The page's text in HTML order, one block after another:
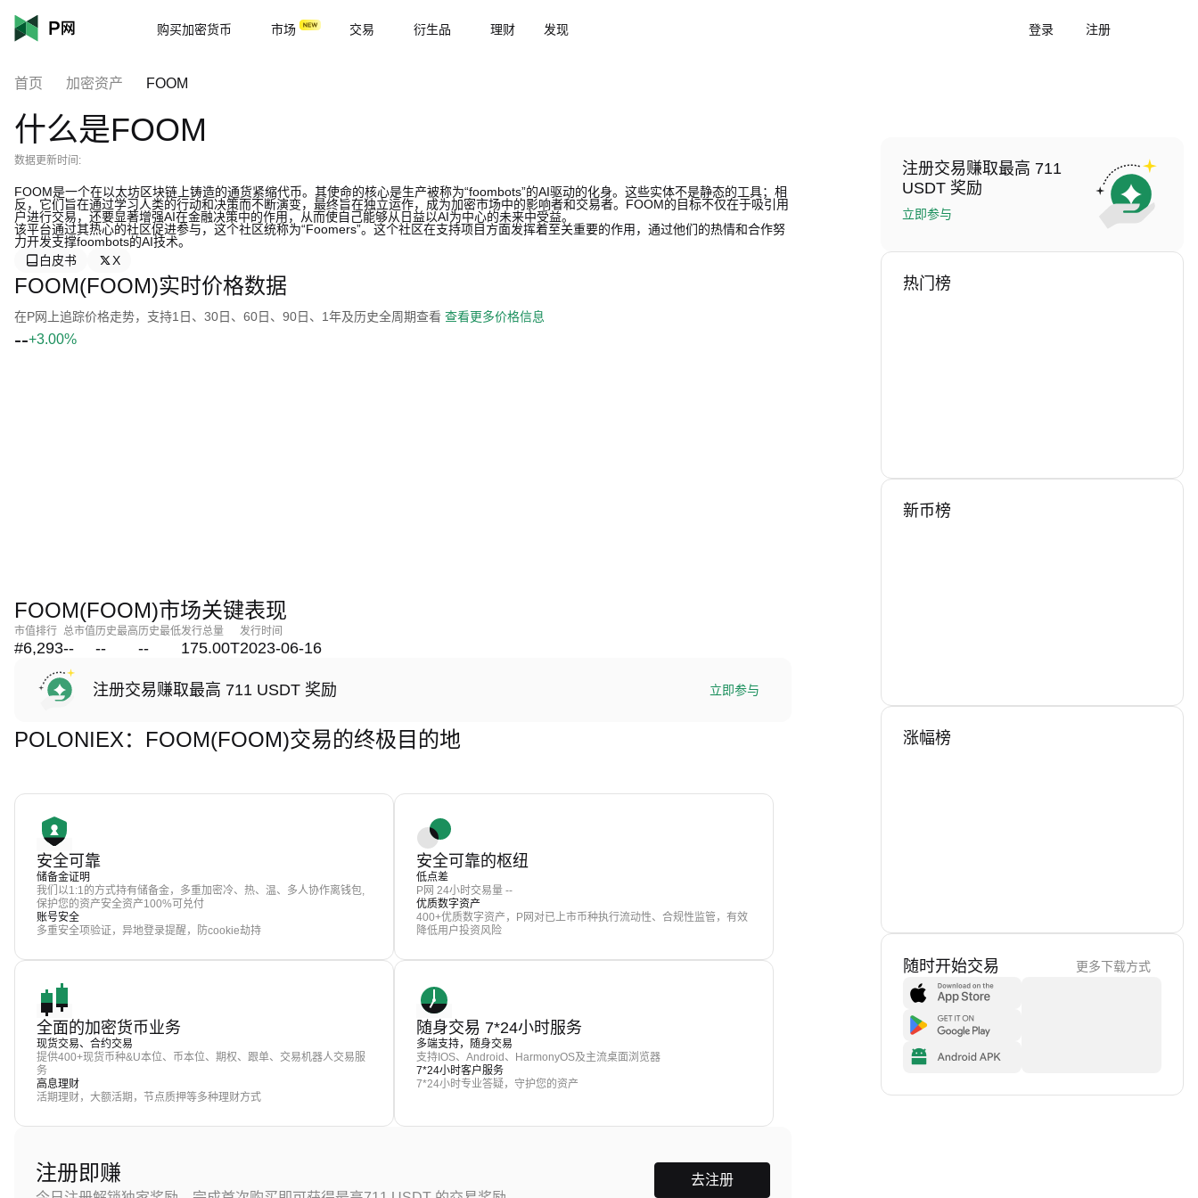
购买加密货币 市场 交易 衍生品 理财 发现 登录 注册
首页 加密资产 FOOM
什么是FOOM
数据更新时间:
FOOM是一个在以太坊区块链上铸造的通货紧缩代币。其使命的核心是生产被称为“foombots”的AI驱动的化身。这些实体不是静态的工具；相
反，它们旨在通过学习人类的行动和决策而不断演变，最终旨在独立运作，成为加密市场中的影响者和交易者。FOOM的目标不仅在于吸引用
户进行交易，还要显著增强AI在金融决策中的作用，从而使自己能够从日益以AI为中心的未来中受益。
该平台通过其热心的社区促进参与，这个社区统称为“Foomers”。这个社区在支持项目方面发挥着至关重要的作用，通过他们的热情和合作努
力开发支撑foombots的AI技术。
白皮书
X
FOOM(FOOM)实时价格数据
在P网上追踪价格走势，支持1日、30日、60日、90日、1年及历史全周期查看 查看更多价格信息
--+3.00%
FOOM(FOOM)市场关键表现
市值排行
#6,293
总市值
--
历史最高
--
历史最低
--
发行总量
175.00T
发行时间
2023-06-16
注册交易赚取最高 711 USDT 奖励 立即参与
POLONIEX：FOOM(FOOM)交易的终极目的地
安全可靠
储备金证明
我们以1:1的方式持有储备金，多重加密冷、热、温、多人协作离钱包,
保护您的资产安全资产100%可兑付
账号安全
多重安全项验证，异地登录提醒，防cookie劫持
安全可靠的枢纽
低点差
P网 24小时交易量 --
优质数字资产
400+优质数字资产，P网对已上市币种执行流动性、合规性监管，有效
降低用户投资风险
全面的加密货币业务
现货交易、合约交易
提供400+现货币种&U本位、币本位、期权、跟单、交易机器人交易服
务
高息理财
活期理财，大额活期，节点质押等多种理财方式
随身交易 7*24小时服务
多端支持，随身交易
支持IOS、Android、HarmonyOS及主流桌面浏览器
7*24小时客户服务
7*24小时专业答疑，守护您的资产
注册即赚 去注册
注册交易赚取最高 711
USDT 奖励
立即参与
热门榜
新币榜
涨幅榜
随时开始交易 更多下载方式